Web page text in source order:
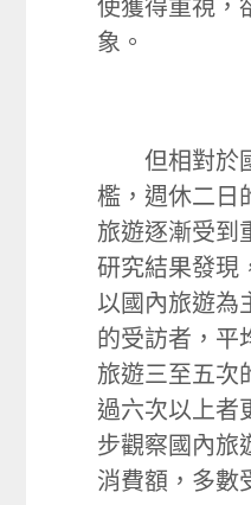
使獲得重視，
象。
但相對於國
檻，週休二日
旅遊逐漸受到
研究結果發現
以國內旅遊為
的受訪者，平
旅遊三至五次
過六次以上者
步觀察國內旅
消費額，多數